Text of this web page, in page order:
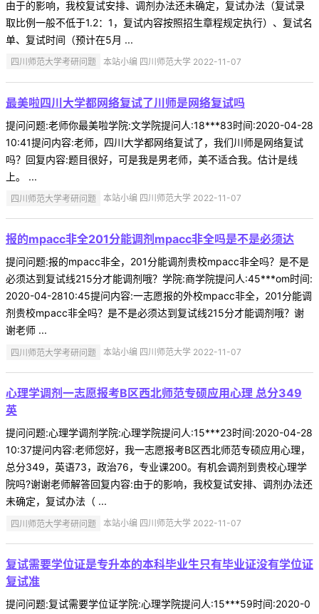
由于的影响，我校复试安排、调剂办法还未确定，复试办法（复试录
取比例一般不低于1.2：1，复试内容按照招生章程规定执行）、复试名
单、复试时间（预计在5月 ...
四川师范大学考研问题 本站小编 四川师范大学 2022-11-07
最美啦四川大学都网络复试了川师是网络复试吗
提问问题:老师你最美啦学院:文学院提问人:18***83时间:2020-04-28
10:41提问内容:老师，四川大学都网络复试了，我们川师是网络复试
吗？回复内容:题目很好，可是我是男老师，美不适合我。估计是线
上。 ...
四川师范大学考研问题 本站小编 四川师范大学 2022-11-07
报的mpacc非全201分能调剂mpacc非全吗是不是必须达
提问问题:报的mpacc非全，201分能调剂贵校mpacc非全吗？是不是
必须达到复试线215分才能调剂哦？学院:商学院提问人:45***om时间:
2020-04-2810:45提问内容:一志愿报的外校mpacc非全，201分能调
剂贵校mpacc非全吗？是不是必须达到复试线215分才能调剂哦？谢
谢老师 ...
四川师范大学考研问题 本站小编 四川师范大学 2022-11-07
心理学调剂一志愿报考B区西北师范专硕应用心理 总分349
英
提问问题:心理学调剂学院:心理学院提问人:15***23时间:2020-04-28
10:37提问内容:老师您好，我一志愿报考B区西北师范专硕应用心理，
总分349，英语73，政治76，专业课200。有机会调剂到贵校心理学
院吗?谢谢老师解答回复内容:由于的影响，我校复试安排、调剂办法还
未确定，复试办法（ ...
四川师范大学考研问题 本站小编 四川师范大学 2022-11-07
复试需要学位证是专升本的本科毕业生只有毕业证没有学位证
复试准
提问问题:复试需要学位证学院:心理学院提问人:15***59时间:2020-0